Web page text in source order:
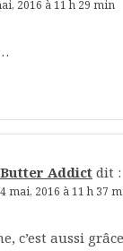
2016 à 11 h 29 min
Butter Addict dit :
4 mai, 2016 à 11 h 37
c’est aussi